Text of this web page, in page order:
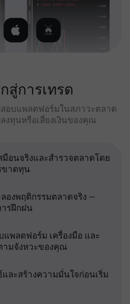
สู่การเทรด
อบแพลตฟอร์มในสภาวะตลาด
งทุนหรือเสี่ยงเงินของคุณ
มือนจริงและสำรวจตลาดโดย
ขาดทุน
องพฤติกรรมตลาดจริง —
ารฝึกฝน
พลตฟอร์ม เครื่องมือ และ
ามจังหวะของคุณ
ละสร้างความมั่นใจก่อนเริ่ม